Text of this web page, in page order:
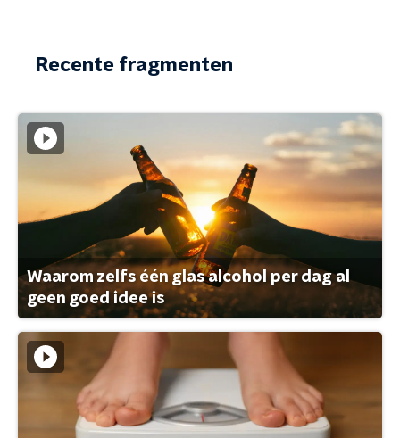
Recente fragmenten
Waarom zelfs één glas alcohol per dag al
geen goed idee is